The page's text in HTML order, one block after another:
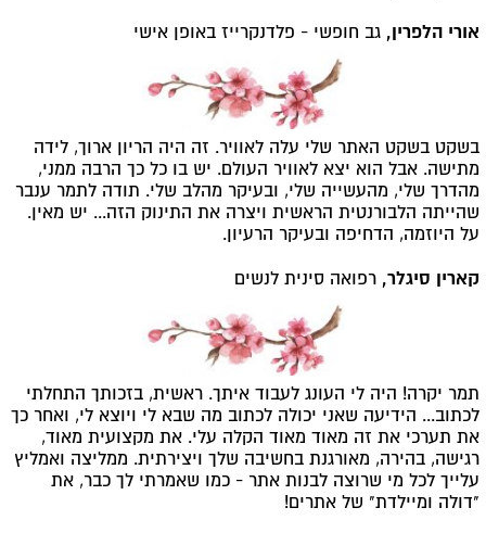
תמר יקרה! היה לי העונג לעבוד איתך. ראשית, בזכותך התחלתי
לכתוב... הידיעה שאני יכולה לכתוב מה שבא לי ויוצא לי, ואחר כך
את תערכי את זה מאוד מאוד הקלה עלי. את מקצועית מאוד,
רגישה, בהירה, מאורגנת בחשיבה שלך ויצירתית. ממליצה ואמליץ
עלייך לכל מי שרוצה לבנות אתר - כמו שאמרתי לך כבר, את
"דולה ומיילדת" של אתרים!
אורי הלפרין,גב חופשי - פלדנקרייז באופן אישי
בשקט בשקט האתר שלי עלה לאוויר. זה היה הריון ארוך, לידה
מתישה. אבל הוא יצא לאוויר העולם. יש בו כל כך הרבה ממני,
מהדרך שלי, מהעשייה שלי, ובעיקר מהלב שלי. תודה לתמר ענבר
שהייתה הלבורנטית הראשית ויצרה את התינוק הזה... יש מאין.
על היוזמה, הדחיפה ובעיקר הרעיון.
קארין סיגלר,רפואה סינית לנשים